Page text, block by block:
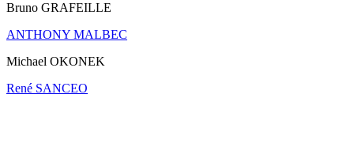
Bruno GRAFEILLE
ANTHONY MALBEC
Michael OKONEK
René SANCEO